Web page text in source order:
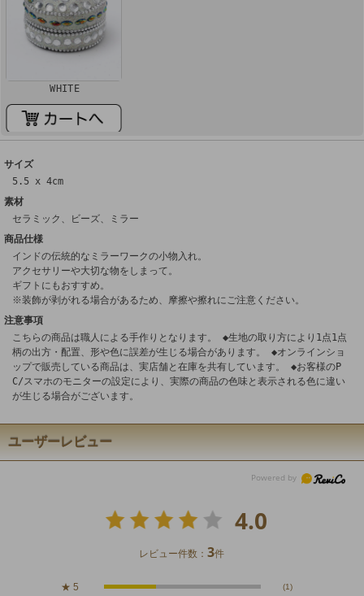
WHITE
サイズ
5.5 x 4cm
素材
セラミック、ビーズ、ミラー
商品仕様
インドの伝統的なミラーワークの小物入れ。
アクセサリーや大切な物をしまって。
ギフトにもおすすめ。
※装飾が剥がれる場合があるため、摩擦や擦れにご注意ください。
注意事項
こちらの商品は職人による手作りとなります。 ◆生地の取り方により1点1点
柄の出方・配置、形や色に誤差が生じる場合があります。 ◆オンラインショ
ップで販売している商品は、実店舗と在庫を共有しています。 ◆お客様のP
C/スマホのモニターの設定により、実際の商品の色味と表示される色に違い
が生じる場合がございます。
ユーザーレビュー
4.0
レビュー件数：3件
★ 5 (1)